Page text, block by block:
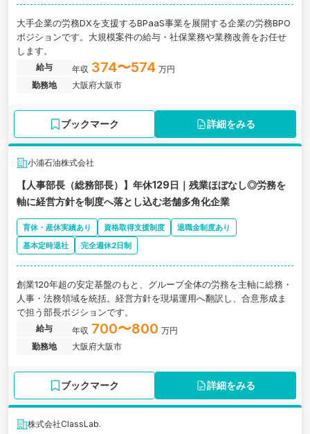
大手企業の労務DXを支援するBPaaS事業を展開する企業の労務BPO
ポジションです。大規模案件の給与・社保業務や業務改善をお任せ
します。
給与 年収 374〜574 万円
勤務地
大阪府大阪市
ブックマーク 詳細をみる
小浦石油株式会社
【人事部長（総務部長）】年休129日｜残業ほぼなし◎労務を
軸に経営方針を制度へ落とし込む老舗多角化企業
育休・産休実績あり 資格取得支援制度
退職金制度あり
基本定時退社
完全週休2日制
創業120年超の安定基盤のもと、グループ全体の労務を主軸に総務・
人事・法務領域を統括。経営方針を現場運用へ翻訳し、合意形成ま
で担う部長ポジションです。
給与 年収 700〜800 万円
勤務地
大阪府大阪市
ブックマーク 詳細をみる
株式会社ClassLab.